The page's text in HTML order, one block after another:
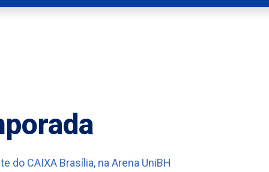
do CAIXA Brasília, na Arena UniBH